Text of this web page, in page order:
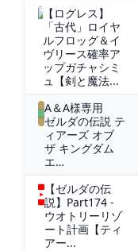
【ログレス】
「古代」ロイヤ
ルフロッグ＆イ
ヴリース確率ア
ップガチャシミ
ュ【剣と魔法...
A＆A様専用
ゼルダの伝説 テ
ィアーズ オブ
ザ キングダム
エ…
【ゼルダの伝
説】Part174 -
ウオトリーリゾ
ート計画【ティ
アー...